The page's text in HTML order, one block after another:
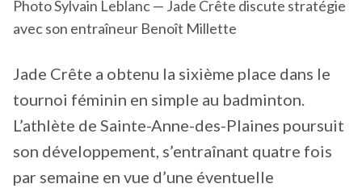
Photo Sylvain Leblanc — Jade Crête discute stratégie
avec son entraîneur Benoît Millette
Jade Crête a obtenu la sixième place dans le
tournoi féminin en simple au badminton.
L’athlète de Sainte-Anne-des-Plaines poursuit
son développement, s’entraînant quatre fois
par semaine en vue d’une éventuelle